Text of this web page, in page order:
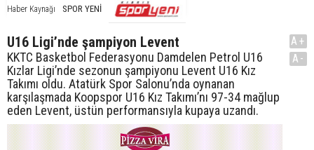
Haber Kaynağı SPOR YENİ
U16 Ligi’nde şampiyon Levent
KKTC Basketbol Federasyonu Damdelen Petrol U16
Kızlar Ligi’nde sezonun şampiyonu Levent U16 Kız
Takımı oldu. Atatürk Spor Salonu’nda oynanan
karşılaşmada Koopspor U16 Kız Takımı’nı 97-34 mağlup
eden Levent, üstün performansıyla kupaya uzandı.
A+
A-